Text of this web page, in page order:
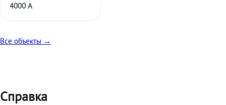
4000 А
Все объекты →
Справка